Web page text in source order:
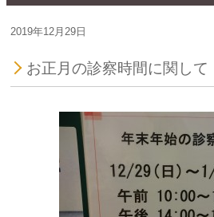
2019年12月29日
お正月の診察時間に関して